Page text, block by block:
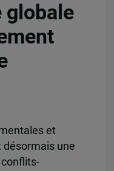
globale
et
une